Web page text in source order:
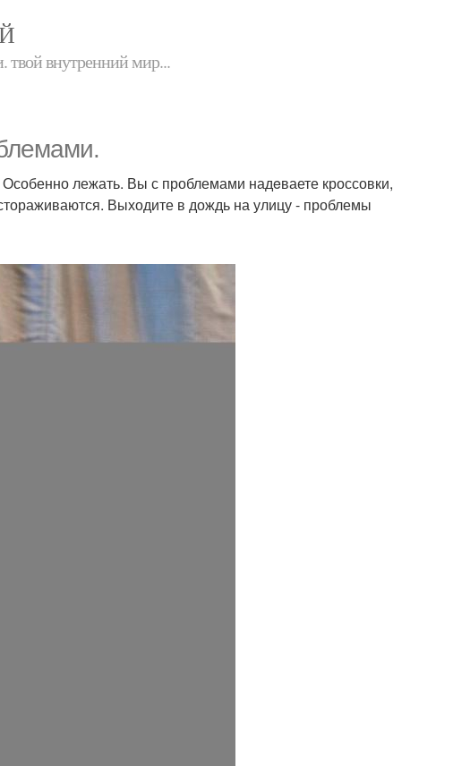
твой внутренний мир...
лежать. Вы с проблемами надeваете кроссовки,
Выходите в дождь на улицу - проблемы